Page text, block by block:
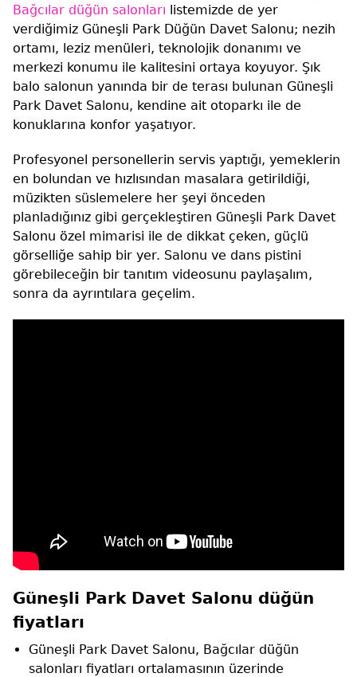
Bağcılar düğün salonları listemizde de yer
verdiğimiz Güneşli Park Düğün Davet Salonu; nezih
ortamı, leziz menüleri, teknolojik donanımı ve
merkezi konumu ile kalitesini ortaya koyuyor. Şık
balo salonun yanında bir de terası bulunan Güneşli
Park Davet Salonu, kendine ait otoparkı ile de
konuklarına konfor yaşatıyor.
Profesyonel personellerin servis yaptığı, yemeklerin
en bolundan ve hızlısından masalara getirildiği,
müzikten süslemelere her şeyi önceden
planladığınız gibi gerçekleştiren Güneşli Park Davet
Salonu özel mimarisi ile de dikkat çeken, güçlü
görselliğe sahip bir yer. Salonu ve dans pistini
görebileceğin bir tanıtım videosunu paylaşalım,
sonra da ayrıntılara geçelim.
Güneşli Park Davet Salonu düğün
fiyatları
Güneşli Park Davet Salonu, Bağcılar düğün
salonları fiyatları ortalamasının üzerinde